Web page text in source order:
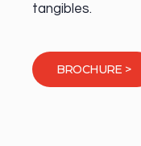
tangibles.
BROCHURE >